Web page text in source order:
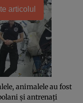
articolul
animalele au fost
şi antrenaţi